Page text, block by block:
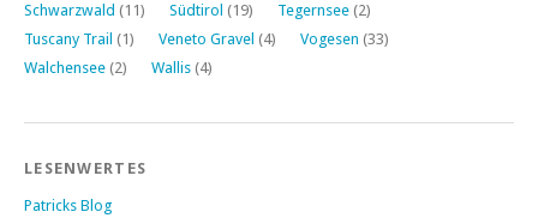
Schwarzwald (11) Südtirol (19) Tegernsee (2)
Tuscany Trail (1) Veneto Gravel (4) Vogesen (33)
Walchensee (2) Wallis (4)
LESENWERTES
Patricks Blog